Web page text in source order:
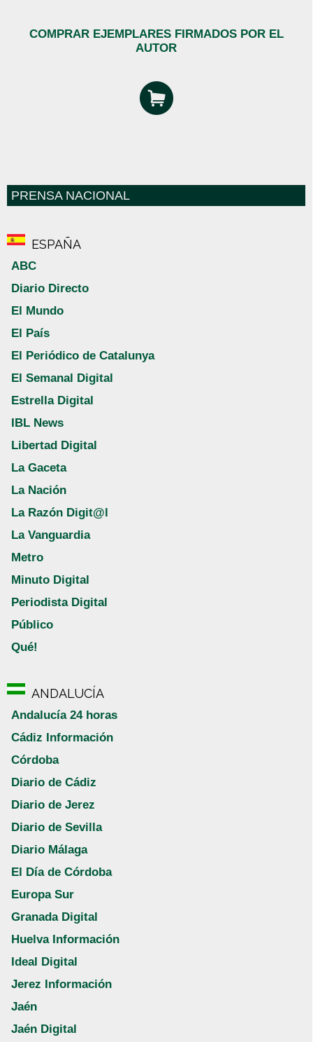
COMPRAR EJEMPLARES FIRMADOS POR EL
AUTOR
PRENSA NACIONAL
ESPAÑA
ABC
Diario Directo
El Mundo
El País
El Periódico de Catalunya
El Semanal Digital
Estrella Digital
IBL News
Libertad Digital
La Gaceta
La Nación
La Razón Digit@l
La Vanguardia
Metro
Minuto Digital
Periodista Digital
Público
Qué!
ANDALUCÍA
Andalucía 24 horas
Cádiz Información
Córdoba
Diario de Cádiz
Diario de Jerez
Diario de Sevilla
Diario Málaga
El Día de Córdoba
Europa Sur
Granada Digital
Huelva Información
Ideal Digital
Jerez Información
Jaén
Jaén Digital